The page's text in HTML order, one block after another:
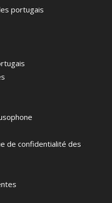
portugais
de confidentialité des